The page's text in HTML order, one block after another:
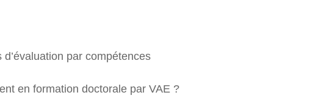
par compétences
en formation doctorale par VAE ?